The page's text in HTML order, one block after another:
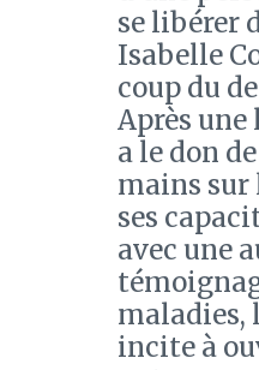
se libérer
Isabelle
coup du
Après une
a le don
mains sur
ses
avec une
maladies,
incite à